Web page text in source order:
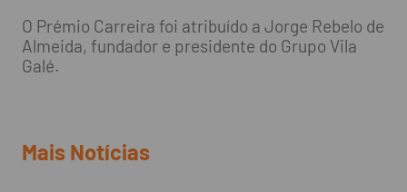
O Prémio Carreira foi atribuído a Jorge Rebelo de
Almeida, fundador e presidente do Grupo Vila
Galé.
Mais Notícias